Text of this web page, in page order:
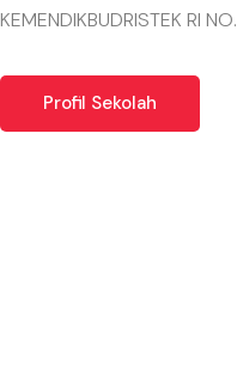
KEMENDIKBUDRISTEK RI
Profil Sekolah